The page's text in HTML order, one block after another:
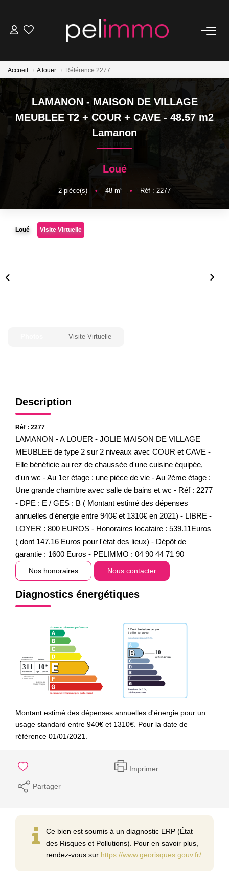
ESTIMATION
Accueil A louer Référence 2277
LAMANON - MAISON DE VILLAGE
MEUBLEE T2 + COUR + CAVE - 48.57 m2
Lamanon
Loué
2 pièce(s) • 48 m² • Réf : 2277
Loué Visite Virtuelle
Visite Virtuelle
Description
Réf : 2277
LAMANON - A LOUER - JOLIE MAISON DE VILLAGE
MEUBLEE de type 2 sur 2 niveaux avec COUR et CAVE -
Elle bénéficie au rez de chaussée d'une cuisine équipée,
d'un wc - Au 1er étage : une pièce de vie - Au 2ème étage :
Une grande chambre avec salle de bains et wc - Réf : 2277
- DPE : E / GES : B ( Montant estimé des dépenses
annuelles d'énergie entre 940€ et 1310€ en 2021) - LIBRE -
LOYER : 800 EUROS - Honoraires locataire : 539.11Euros
( dont 147.16 Euros pour l'état des lieux) - Dépôt de
garantie : 1600 Euros - PELIMMO : 04 90 44 71 90
Nos honoraires Nous contacter
Diagnostics énergétiques
Montant estimé des dépenses annuelles d'énergie pour un
usage standard entre 940€ et 1310€. Pour la date de
référence 01/01/2021.
Imprimer
Partager
Ce bien est soumis à un diagnostic ERP (État
des Risques et Pollutions). Pour en savoir plus,
rendez-vous sur https://www.georisques.gouv.fr/